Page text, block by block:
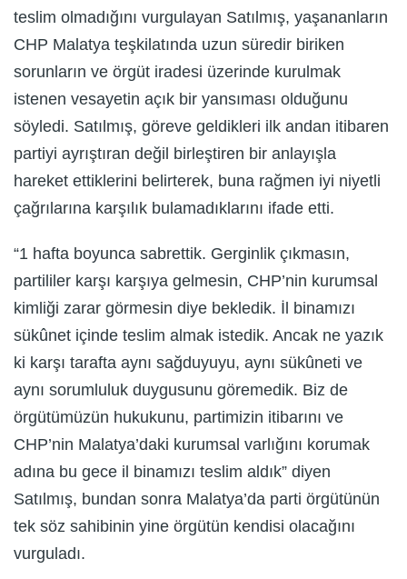
teslim olmadığını vurgulayan Satılmış, yaşananların
CHP Malatya teşkilatında uzun süredir biriken
sorunların ve örgüt iradesi üzerinde kurulmak
istenen vesayetin açık bir yansıması olduğunu
söyledi. Satılmış, göreve geldikleri ilk andan itibaren
partiyi ayrıştıran değil birleştiren bir anlayışla
hareket ettiklerini belirterek, buna rağmen iyi niyetli
çağrılarına karşılık bulamadıklarını ifade etti.
“1 hafta boyunca sabrettik. Gerginlik çıkmasın,
partililer karşı karşıya gelmesin, CHP’nin kurumsal
kimliği zarar görmesin diye bekledik. İl binamızı
sükûnet içinde teslim almak istedik. Ancak ne yazık
ki karşı tarafta aynı sağduyuyu, aynı sükûneti ve
aynı sorumluluk duygusunu göremedik. Biz de
örgütümüzün hukukunu, partimizin itibarını ve
CHP’nin Malatya’daki kurumsal varlığını korumak
adına bu gece il binamızı teslim aldık” diyen
Satılmış, bundan sonra Malatya’da parti örgütünün
tek söz sahibinin yine örgütün kendisi olacağını
vurguladı.